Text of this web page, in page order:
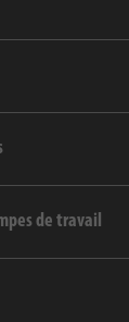
de travail